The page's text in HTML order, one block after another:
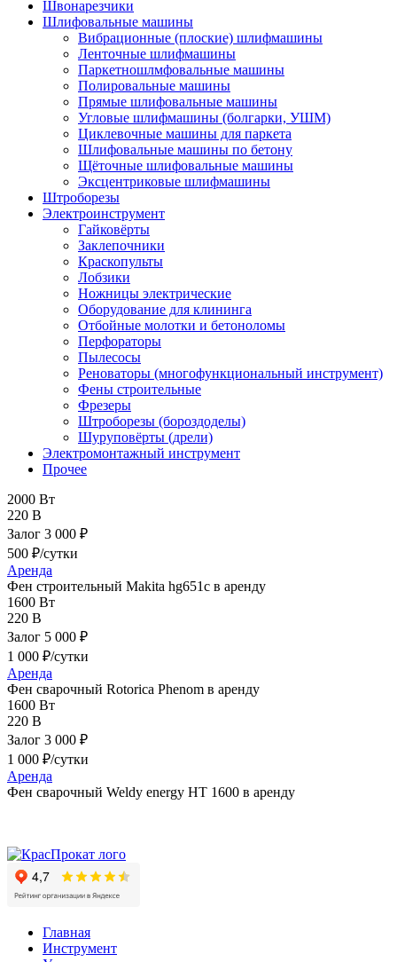
Швонарезчики
Шлифовальные машины
Вибрационные (плоские) шлифмашины
Ленточные шлифмашины
Паркетношлмфовальные машины
Полировальные машины
Прямые шлифовальные машины
Угловые шлифмашины (болгарки, УШМ)
Циклевочные машины для паркета
Шлифовальные машины по бетону
Щёточные шлифовальные машины
Эксцентриковые шлифмашины
Штроборезы
Электроинструмент
Гайковёрты
Заклепочники
Краскопульты
Лобзики
Ножницы электрические
Оборудование для клининга
Отбойные молотки и бетоноломы
Перфораторы
Пылесосы
Реноваторы (многофункциональный инструмент)
Фены строительные
Фрезеры
Штроборезы (бороздоделы)
Шуруповёрты (дрели)
Электромонтажный инструмент
Прочее
2000 Вт
220 В
Залог 3 000 ₽
500 ₽/сутки
Аренда
Фен строительный Makita hg651c в аренду
1600 Вт
220 В
Залог 5 000 ₽
1 000 ₽/сутки
Аренда
Фен сварочный Rotorica Phenom в аренду
1600 Вт
220 В
Залог 3 000 ₽
1 000 ₽/сутки
Аренда
Фен сварочный Weldy еnergy HT 1600 в аренду
Главная
Инструмент